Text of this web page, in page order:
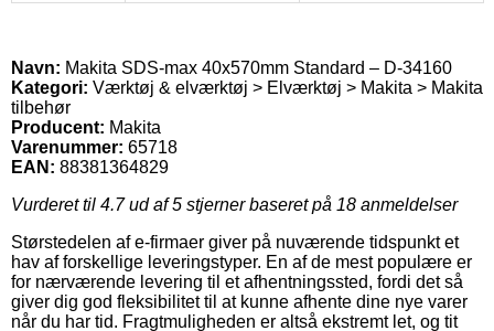
Navn: Makita SDS-max 40x570mm Standard – D-34160
Kategori: Værktøj & elværktøj > Elværktøj > Makita > Makita
tilbehør
Producent: Makita
Varenummer: 65718
EAN: 88381364829
Vurderet til 4.7ud af 5 stjerner baseret på 18 anmeldelser
Størstedelen af e-firmaer giver på nuværende tidspunkt et
hav af forskellige leveringstyper. En af de mest populære er
for nærværende levering til et afhentningssted, fordi det så
giver dig god fleksibilitet til at kunne afhente dine nye varer
når du har tid. Fragtmuligheden er altså ekstremt let, og tit